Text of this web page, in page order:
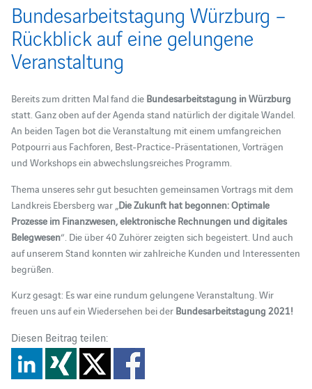
Bundesarbeitstagung Würzburg –
Rückblick auf eine gelungene
Veranstaltung
Bereits zum dritten Mal fand die Bundesarbeitstagung in Würzburg
statt. Ganz oben auf der Agenda stand natürlich der digitale Wandel.
An beiden Tagen bot die Veranstaltung mit einem umfangreichen
Potpourri aus Fachforen, Best-Practice-Präsentationen, Vorträgen
und Workshops ein abwechslungsreiches Programm.
Thema unseres sehr gut besuchten gemeinsamen Vortrags mit dem
Landkreis Ebersberg war „Die Zukunft hat begonnen: Optimale
Prozesse im Finanzwesen, elektronische Rechnungen und digitales
Belegwesen“. Die über 40 Zuhörer zeigten sich begeistert. Und auch
auf unserem Stand konnten wir zahlreiche Kunden und Interessenten
begrüßen.
Kurz gesagt: Es war eine rundum gelungene Veranstaltung. Wir
freuen uns auf ein Wiedersehen bei derBundesarbeitstagung 2021!
Diesen Beitrag teilen: